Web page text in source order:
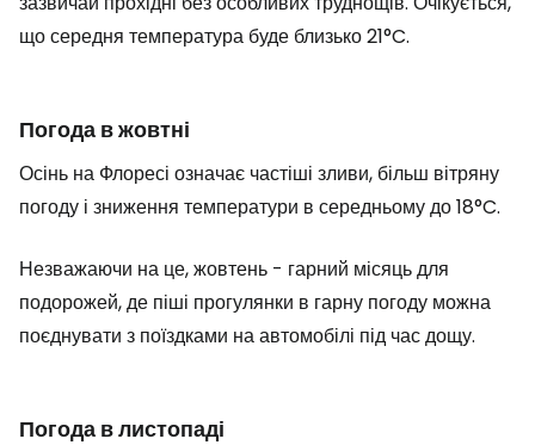
що середня температура буде близько 21°C.
Погода в жовтні
Осінь на Флоресі означає частіші зливи, більш вітряну
погоду і зниження температури в середньому до 18°C.
Незважаючи на це, жовтень - гарний місяць для
подорожей, де піші прогулянки в гарну погоду можна
поєднувати з поїздками на автомобілі під час дощу.
Погода в листопаді